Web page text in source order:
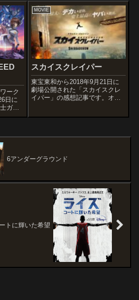
』を
スメ
強だ
物理学者・湯川学が難事件を鮮
やかに解決していく姿を描く大
ヒット作「ガリレオ」シリーズ
の劇場版第3作。オススメ度あら
すじ＆予...
ーク
日に
ガン
感想
にし
MOVIE
スカイスクレイパー
東宝東和から2018年9月21日に
劇場公開された「スカイスクレ
イパー」の感想記事です。オス
我を負い辞職するが、それから
6アンダーグラウンド
に輝いた希望